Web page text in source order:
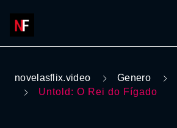
novelasflix.video Genero
Untold: O Rei do Fígado